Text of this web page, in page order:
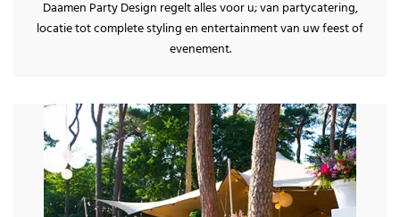
Daamen Party Design regelt alles voor u; van partycatering,
locatie tot complete styling en entertainment van uw feest of
evenement.